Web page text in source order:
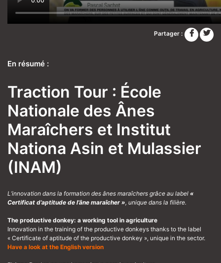
Partager :
En résumé :
Traction Tour : École
Nationale des Ânes
Maraîchers et Institut
Nationa Asin et Mulassier
(INAM)
L’innovation dans la formation des ânes maraîchers grâce au label «
Certificat d’aptitude de l’âne maraîcher », unique dans la filière.
The productive donkey: a working tool in agriculture
Innovation in the training of the productive donkeys thanks to the label
« Certificate of aptitude of the productive donkey », unique in the sector.
Have a look at the English version